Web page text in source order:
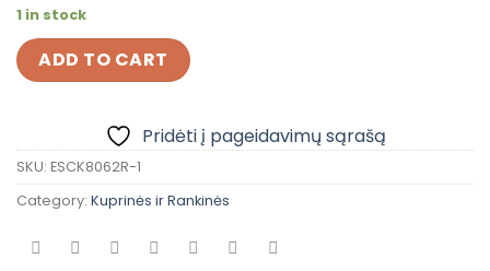
1 in stock
ADD TO CART
Pridėti į pageidavimų sąrašą
SKU: ESCK8062R-1
Category: Kuprinės ir Rankinės